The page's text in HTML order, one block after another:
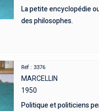
La petite encyclopédie
des philosophes.
Réf : 3376
MARCELLIN
1950
Politique et politiciens